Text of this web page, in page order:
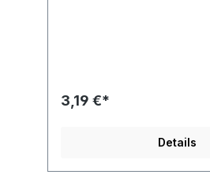
3,19 €*
Details